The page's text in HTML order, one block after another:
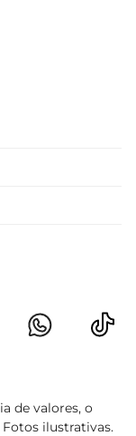
de valores, o
ilustrativas.